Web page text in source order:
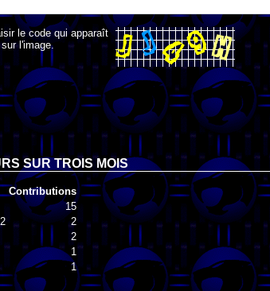
le code qui apparaît
sur l'image.
SUR TROIS MOIS
Contributions
15
2
2
1
1